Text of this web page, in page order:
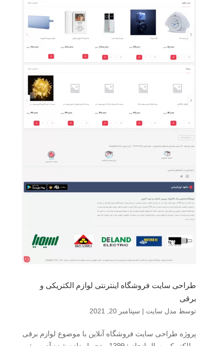
طراحی سایت فروشگاه اینترنتی لوازم الکتریکی و
برقی
توسط مدل سایت | سپتامبر 20, 2021
پروژه طراحی سایت فروشگاه آنلاین با موضوع لوازم برقی